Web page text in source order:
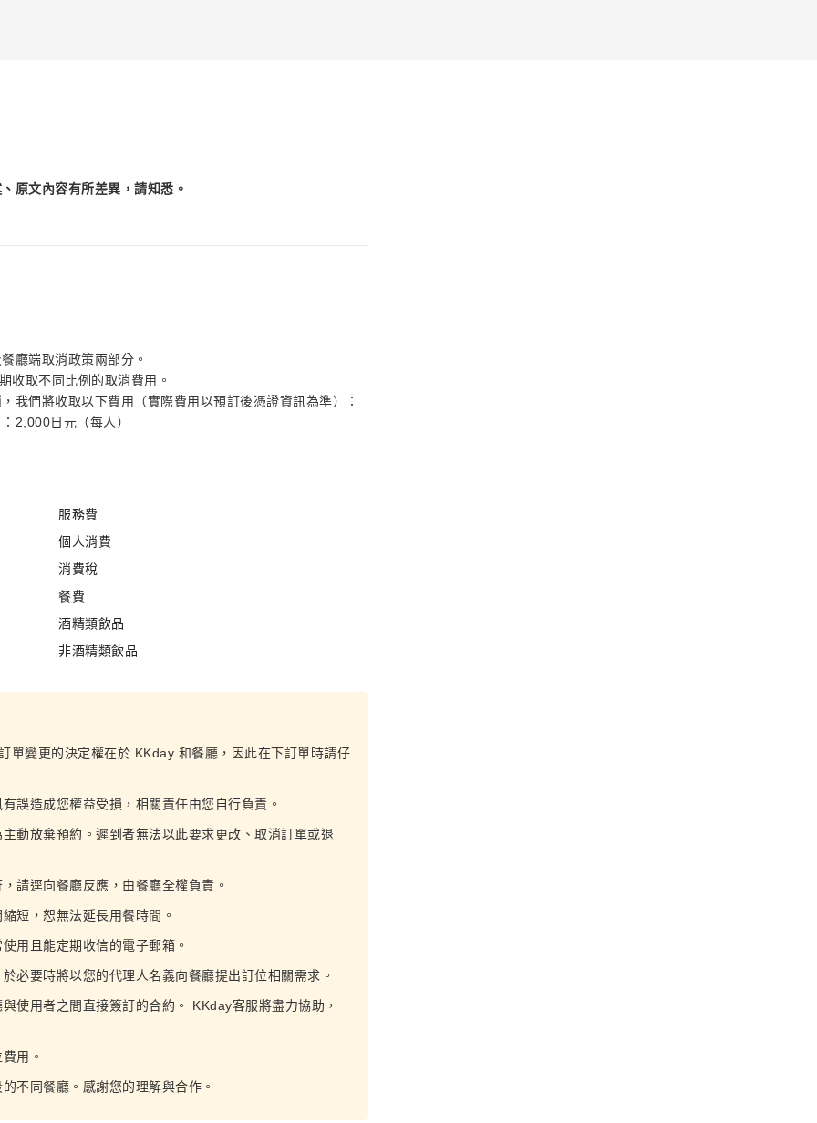
原文內容有所差異，請知悉。
廳端取消政策兩部分。
收取不同比例的取消費用。
我們將收取以下費用（實際費用以預訂後憑證資訊為準）：
2,000日元（每人）
服務費
個人消費
消費稅
餐費
酒精類飲品
非酒精類飲品
單變更的決定權在於 KKday 和餐廳，因此在下訂單時請仔
誤造成您權益受損，相關責任由您自行負責。
動放棄預約。遲到者無法以此要求更改、取消訂單或退
請逕向餐廳反應，由餐廳全權負責。
短，恕無法延長用餐時間。
用且能定期收信的電子郵箱。
必要時將以您的代理人名義向餐廳提出訂位相關需求。
使用者之間直接簽訂的合約。 KKday客服將盡力協助，
用。
不同餐廳。感謝您的理解與合作。